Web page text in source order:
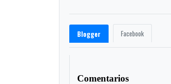
Blogger Facebook
Comentarios